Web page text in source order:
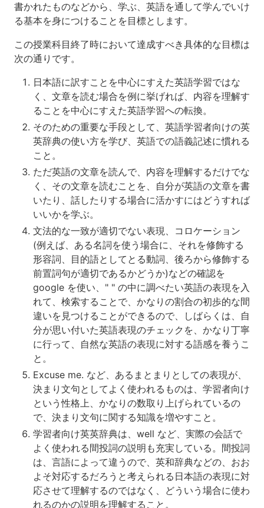
書かれたものなどから、学ぶ、英語を通して学んでいけ
る基本を身につけることを目標とします。
この授業科目終了時において達成すべき具体的な目標は
次の通りです。
日本語に訳すことを中心にすえた英語学習ではな
く、文章を読む場合を例に挙げれば、内容を理解す
ることを中心にすえた英語学習への転換。
そのための重要な手段として、英語学習者向けの英
英辞典の使い方を学び、英語での語義記述に慣れる
こと。
ただ英語の文章を読んで、内容を理解するだけでな
く、その文章を読むことを、自分が英語の文章を書
いたり、話したりする場合に活かすにはどうすれば
いいかを学ぶ。
文法的な一致が適切でない表現、コロケーション
(例えば、ある名詞を使う場合に、それを修飾する
形容詞、目的語としてとる動詞、後ろから修飾する
前置詞句が適切であるかどうか)などの確認を
google を使い、" " の中に調べたい英語の表現を入
れて、検索することで、かなりの割合の初歩的な間
違いを見つけることができるので、しばらくは、自
分が思い付いた英語表現のチェックを、かなり丁寧
に行って、自然な英語の表現に対する語感を養うこ
と。
Excuse me. など、あるまとまりとしての表現が、
決まり文句としてよく使われるものは、学習者向け
という性格上、かなりの数取り上げられているの
で、決まり文句に関する知識を増やすこと。
学習者向け英英辞典は、well など、実際の会話で
よく使われる間投詞の説明も充実している。間投詞
は、言語によって違うので、英和辞典などの、おお
よそ対応するだろうと考えられる日本語の表現に対
応させて理解するのではなく、どういう場合に使わ
れるのかの説明を理解すること。